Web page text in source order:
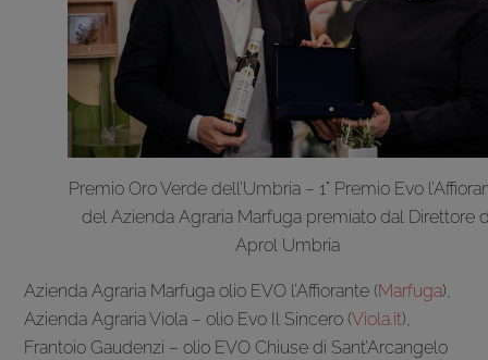
Premio Oro Verde dell’Umbria – 1° Premio Evo
del Azienda Agraria Marfuga premiato dal Direttore
Aprol Umbria
Azienda Agraria Marfuga olio EVO l’Affiorante (Marfuga),
Azienda Agraria Viola – olio Evo Il Sincero (Viola.it),
Frantoio Gaudenzi – olio EVO Chiuse di Sant’Arcangelo